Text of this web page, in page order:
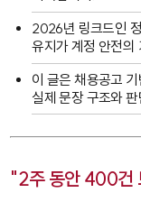
2026년 링크드인
유지가 계정 안전의
이 글은 채용공고
실제 문장 구조와
"2주 동안 400건